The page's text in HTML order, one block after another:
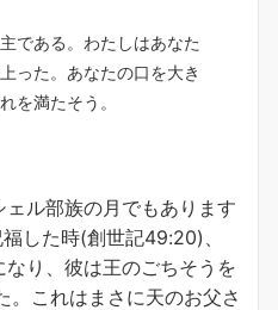
である。わたしはあなた
った。あなたの口を大き
を満たそう。
ル部族の月でもあります
した時(創世記49:20)、
なり、彼は王のごちそうを
。これはまさに天のお父さ